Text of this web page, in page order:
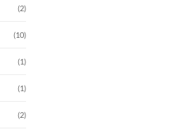
(2)
(10)
(1)
(1)
(2)